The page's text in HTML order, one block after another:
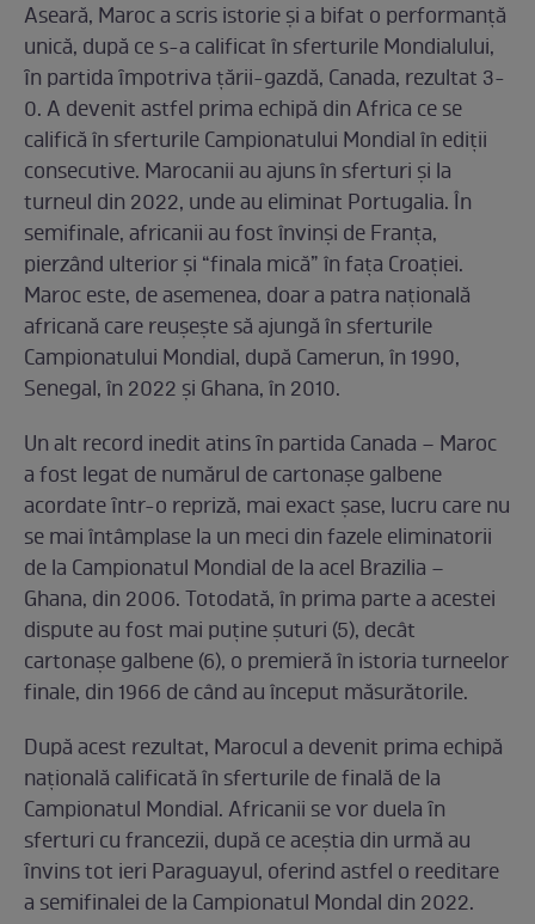
Aseară, Maroc a scris istorie și a bifat o performanţă
unică, după ce s-a calificat în sferturile Mondialului,
ȋn partida ȋmpotriva ţării-gazdă, Canada, rezultat 3-
0. A devenit astfel prima echipă din Africa ce se
califică în sferturile Campionatului Mondial în ediţii
consecutive. Marocanii au ajuns în sferturi şi la
turneul din 2022, unde au eliminat Portugalia. În
semifinale, africanii au fost învinşi de Franţa,
pierzând ulterior şi “finala mică” în faţa Croaţiei.
Maroc este, de asemenea, doar a patra naţională
africană care reuşeşte să ajungă în sferturile
Campionatului Mondial, după Camerun, în 1990,
Senegal, în 2022 şi Ghana, în 2010.
Un alt record inedit atins ȋn partida Canada – Maroc
a fost legat de numărul de cartonașe galbene
acordate ȋntr-o repriză, mai exact șase, lucru care nu
se mai întâmplase la un meci din fazele eliminatorii
de la Campionatul Mondial de la acel Brazilia –
Ghana, din 2006. Totodată, în prima parte a acestei
dispute au fost mai puține șuturi (5), decât
cartonașe galbene (6), o premieră în istoria turneelor
finale, din 1966 de când au început măsurătorile.
După acest rezultat, Marocul a devenit prima echipă
națională calificată în sferturile de finală de la
Campionatul Mondial. Africanii se vor duela ȋn
sferturi cu francezii, după ce aceștia din urmă au
ȋnvins tot ieri Paraguayul, oferind astfel o reeditare
a semifinalei de la Campionatul Mondal din 2022.